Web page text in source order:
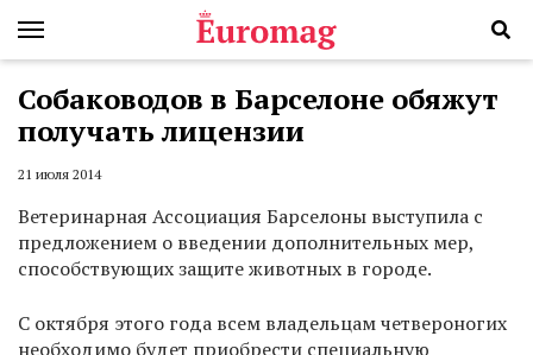
Собаководов в Барселоне обяжут
получать лицензии
21 июля 2014
Ветеринарная Ассоциация Барселоны выступила с
предложением о введении дополнительных мер,
способствующих защите животных в городе.
С октября этого года всем владельцам четвероногих
необходимо будет приобрести специальную